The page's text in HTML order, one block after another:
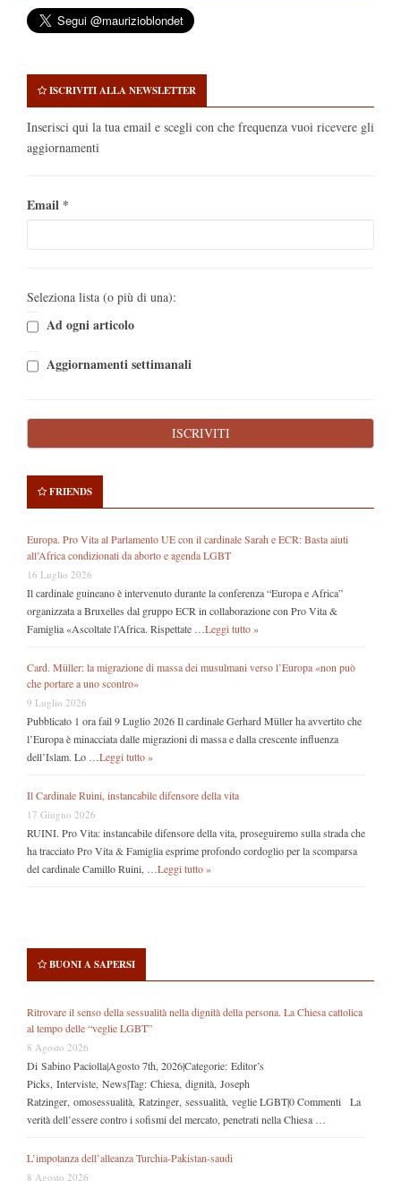
ISCRIVITI ALLA NEWSLETTER
Inserisci qui la tua email e scegli con che frequenza vuoi ricevere gli
aggiornamenti
Email *
Seleziona lista (o più di una):
Ad ogni articolo
Aggiornamenti settimanali
FRIENDS
Europa. Pro Vita al Parlamento UE con il cardinale Sarah e ECR: Basta aiuti
all’Africa condizionati da aborto e agenda LGBT
16 Luglio 2026
Il cardinale guineano è intervenuto durante la conferenza “Europa e Africa”
organizzata a Bruxelles dal gruppo ECR in collaborazione con Pro Vita &
Famiglia «Ascoltate l’Africa. Rispettate … Leggi tutto »
Card. Müller: la migrazione di massa dei musulmani verso l’Europa «non può
che portare a uno scontro»
9 Luglio 2026
Pubblicato 1 ora fail 9 Luglio 2026 Il cardinale Gerhard Müller ha avvertito che
l’Europa è minacciata dalle migrazioni di massa e dalla crescente influenza
dell’Islam. Lo … Leggi tutto »
Il Cardinale Ruini, instancabile difensore della vita
17 Giugno 2026
RUINI. Pro Vita: instancabile difensore della vita, proseguiremo sulla strada che
ha tracciato Pro Vita & Famiglia esprime profondo cordoglio per la scomparsa
del cardinale Camillo Ruini, … Leggi tutto »
BUONI A SAPERSI
Ritrovare il senso della sessualità nella dignità della persona. La Chiesa cattolica
al tempo delle “veglie LGBT”
8 Agosto 2026
Di Sabino Paciolla|Agosto 7th, 2026|Categorie: Editor’s
Picks, Interviste, News|Tag: Chiesa, dignità, Joseph
Ratzinger, omosessualità, Ratzinger, sessualità, veglie LGBT|0 Commenti La
verità dell’essere contro i sofismi del mercato, penetrati nella Chiesa …
L’impotanza dell’alleanza Turchia-Pakistan-saudi
8 Agosto 2026